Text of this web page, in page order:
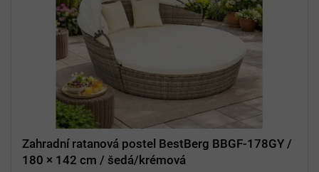
Zahradní ratanová postel BestBerg BBGF-178GY /
180 × 142 cm / šedá/krémová